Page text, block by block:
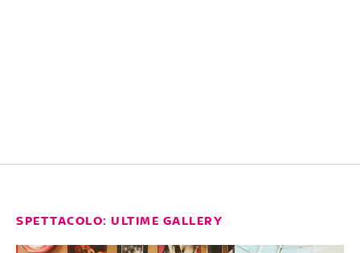
SPETTACOLO: ULTIME GALLERY